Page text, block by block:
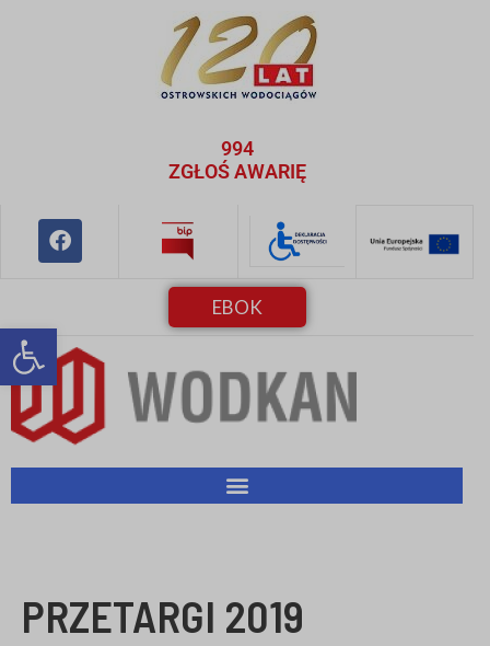
Otwórz pasek narzędzi
994
ZGŁOŚ AWARIĘ
EBOK
PRZETARGI 2019